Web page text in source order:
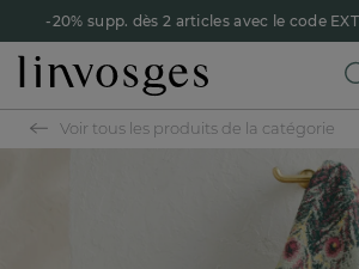
-20% supp. dès 2 articles avec le code
Voir tous les produits de la catégorie